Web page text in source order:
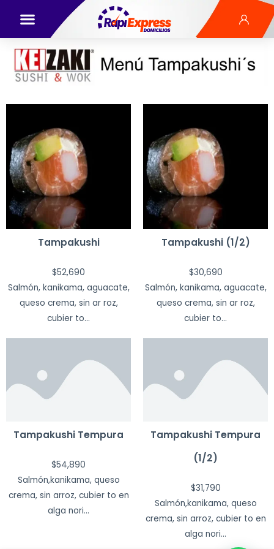
Tampakushi
$52,690
Salmón, kanikama, aguacate,
queso crema, sin ar roz,
cubier to...
Tampakushi (1/2)
$30,690
Salmón, kanikama, aguacate,
queso crema, sin ar roz,
cubier to...
Tampakushi Tempura
$54,890
Salmón,kanikama, queso
crema, sin arroz, cubier to en
alga nori...
Tampakushi Tempura
(1/2)
$31,790
Salmón,kanikama, queso
crema, sin arroz, cubier to en
alga nori...